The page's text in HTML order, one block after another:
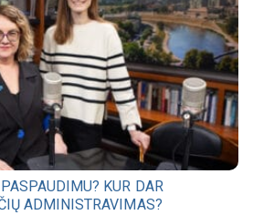
KUR DAR
ADMINISTRAVIMAS?